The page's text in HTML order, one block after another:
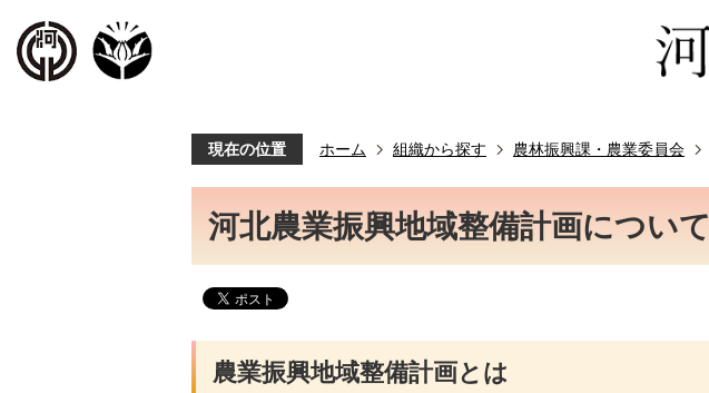
現在の位置 ホーム 組織から探す 農林振興課・農業委員会
河北農業振興地域整備計画について
農業振興地域整備計画とは